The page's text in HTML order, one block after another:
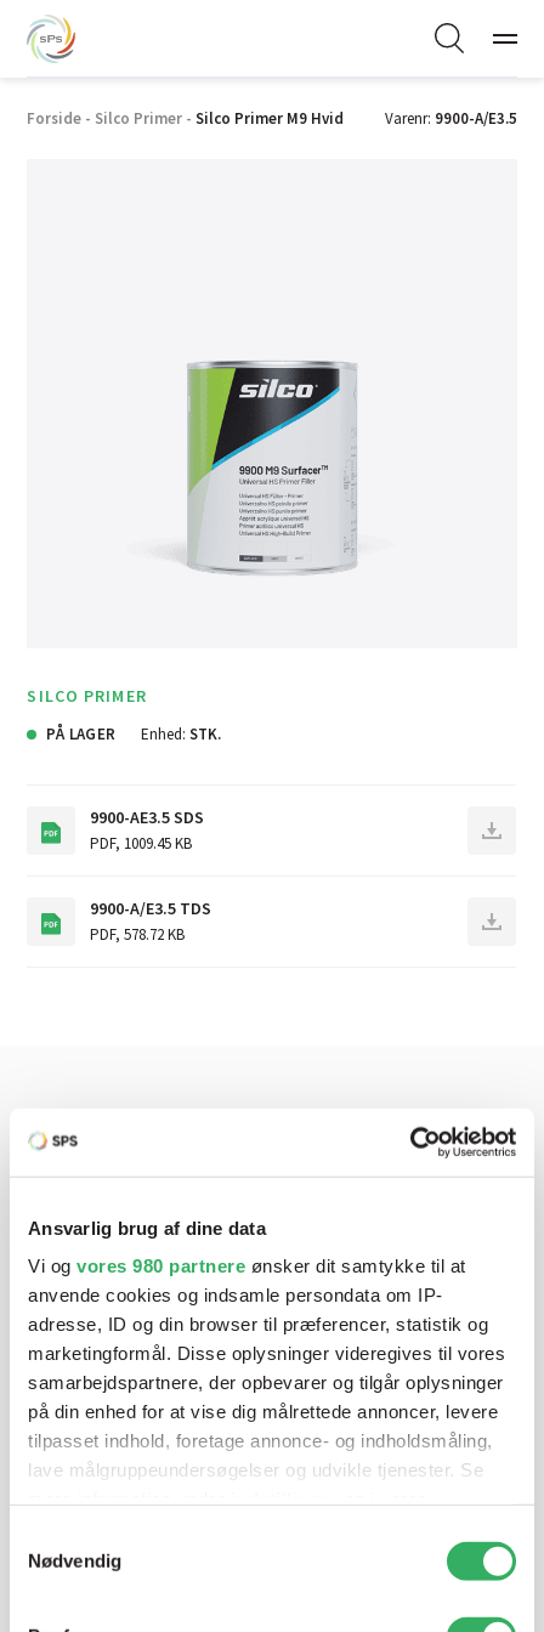
Ansvarlig brug af dine data
Vi og vores 980 partnere ønsker dit samtykke til at
anvende cookies og indsamle persondata om IP-
adresse, ID og din browser til præferencer, statistik og
marketingformål. Disse oplysninger videregives til vores
samarbejdspartnere, der opbevarer og tilgår oplysninger
på din enhed for at vise dig målrettede annoncer, levere
tilpasset indhold, foretage annonce- og indholdsmåling,
lave målgruppeundersøgelser og udvikle tjenester. Se
tilbage eller ændre indstillinger fra vores
"Cookiedeklaration", eller ved at trykke på "Privacy
Nødvendig
Forside - Silco Primer - Silco Primer M9 Hvid Varenr: 9900-A/E3.5
SILCO PRIMER
PÅ LAGER Enhed: STK.
9900-AE3.5 SDS
PDF, 1009.45 KB
9900-A/E3.5 TDS
PDF,578.72 KB
Har du brug for hjælp? Vi sidder
klar ved telefonen
Vi tilbyder et bredt sortiment af produkter til
autolakering. Lige meget om du skal bruge en enkelt farve,
en sprøjtepistol eller om du har behov for en
blandeanlægsløsning, kan vi hjælpe dig.
Mandag - Torsdag 07:00-15:30